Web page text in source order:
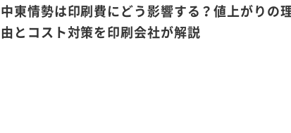
中東情勢は印刷費にどう影響する？値上がりの
由とコスト対策を印刷会社が解説